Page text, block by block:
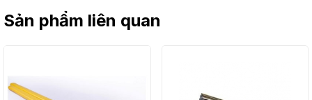
Sản phẩm liên quan